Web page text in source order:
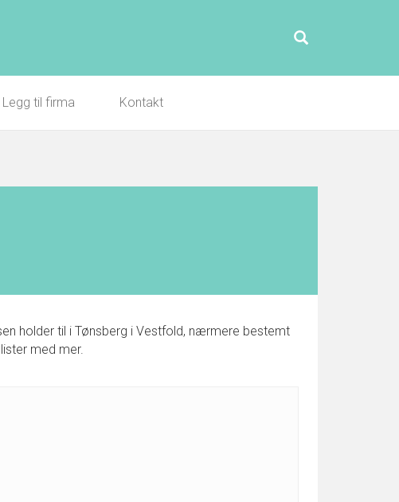
Legg til firma Kontakt
holder til i Tønsberg i Vestfold, nærmere bestemt
med mer.